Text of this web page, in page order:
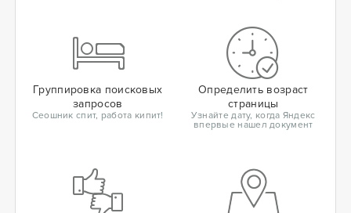
Группировка поисковых
запросов
Сеошник спит, работа кипит!
Определить возраст
страницы
Узнайте дату, когда Яндекс
впервые нашел документ